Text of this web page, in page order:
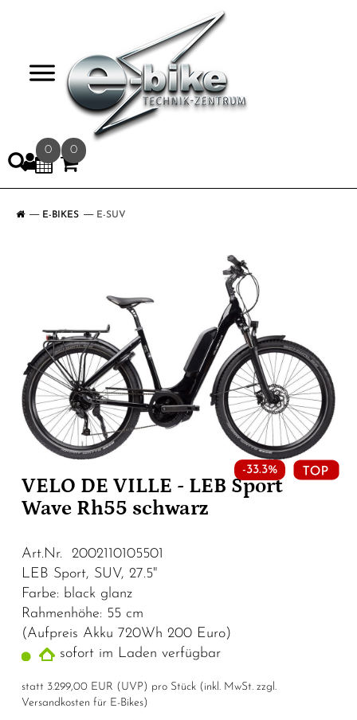
0 0
E-BIKES E-SUV
-33.3%
VELO DE VILLE - LEB Sport
Wave Rh55 schwarz
Art.Nr. 2002110105501
LEB Sport, SUV, 27.5"
Farbe: black glanz
Rahmenhöhe: 55 cm
​​​​​​​(Aufpreis Akku 720Wh 200 Euro)
sofort im Laden verfügbar
statt 3.299,00 EUR ( UVP ) pro Stück (inkl. MwSt. zzgl.
Versandkosten für E-Bikes)